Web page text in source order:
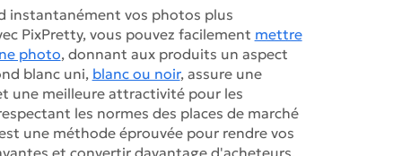
instantanément vos photos plus
PixPretty, vous pouvez facilement mettre
photo, donnant aux produits un aspect
blanc uni, blanc ou noir, assure une
une meilleure attractivité pour les
les normes des places de marché
une méthode éprouvée pour rendre vos
et convertir davantage d'acheteurs.